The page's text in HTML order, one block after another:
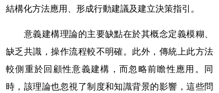
結構化方法應用、形成行動建議及建立決策指引。
意義建構理論的主要缺點在於其概念定義模糊、
缺乏共識，操作流程較不明確。此外，傳統上此方法
較側重於回顧性意義建構，而忽略前瞻性應用。同
時，該理論也忽視了制度和知識背景的影響，這些問